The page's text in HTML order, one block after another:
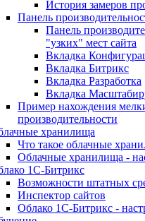
История замеров
Панель
Панель
"узких" мест сайта
Вкладка
Вкладка Битрикс
Вкладка Разработка
Вкладка
Пример нахождения
производительности
хранилища
Что такое облачные
Облачные хранилища -
1С-Битрикс
Возможности штатных
Инспектор сайтов
Облако 1С-Битрикс -